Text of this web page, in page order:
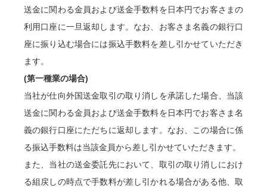
送金に関わる金員および送金手数料を日本円でお客さまの
利用口座に一旦返却します。なお、お客さま名義の銀行口
座に振り込む場合には振込手数料を差し引かせていただき
ます。
(第一種業の場合)
当社が仕向外国送金取引の取り消しを承諾した場合、当該
送金に関わる金員および送金手数料を日本円でお客さま名
義の銀行口座にただちに返却します。なお、この場合に係
る振込手数料は当該金員から差し引かせていただきます。
また、当社の送金委託先において、取引の取り消しにおけ
る組戻しの時点で手数料が差し引かれる場合がある他、取